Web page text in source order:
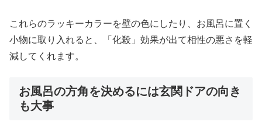
これらのラッキーカラーを壁の色にしたり、お風呂に置く
小物に取り入れると、「化殺」効果が出て相性の悪さを軽
減してくれます。
お風呂の方角を決めるには玄関ドアの向き
も大事